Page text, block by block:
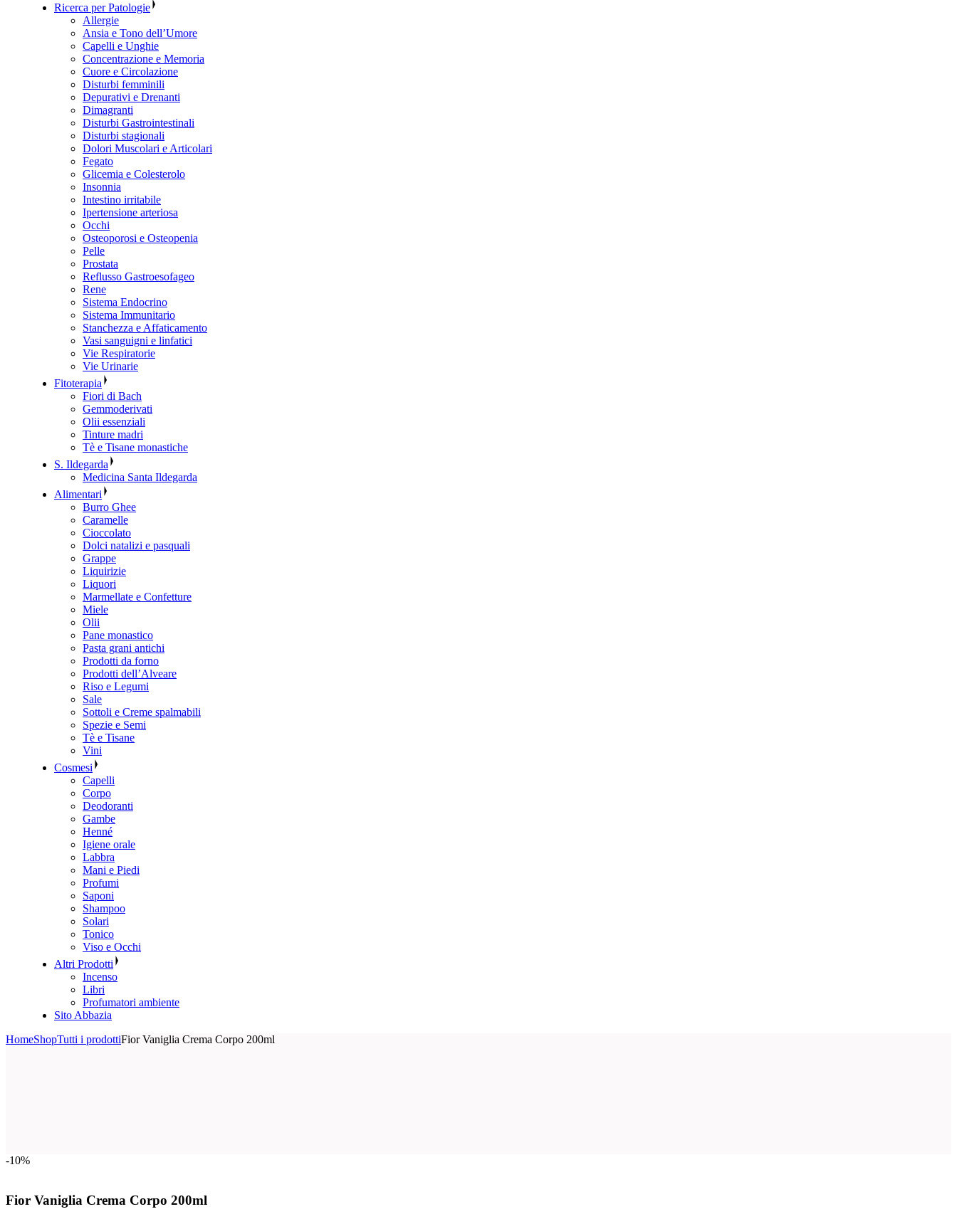
Ricerca per Patologie
Allergie
Ansia e Tono dell’Umore
Capelli e Unghie
Concentrazione e Memoria
Cuore e Circolazione
Disturbi femminili
Depurativi e Drenanti
Dimagranti
Disturbi Gastrointestinali
Disturbi stagionali
Dolori Muscolari e Articolari
Fegato
Glicemia e Colesterolo
Insonnia
Intestino irritabile
Ipertensione arteriosa
Occhi
Osteoporosi e Osteopenia
Pelle
Prostata
Reflusso Gastroesofageo
Rene
Sistema Endocrino
Sistema Immunitario
Stanchezza e Affaticamento
Vasi sanguigni e linfatici
Vie Respiratorie
Vie Urinarie
Fitoterapia
Fiori di Bach
Gemmoderivati
Olii essenziali
Tinture madri
Tè e Tisane monastiche
S. Ildegarda
Medicina Santa Ildegarda
Alimentari
Burro Ghee
Caramelle
Cioccolato
Dolci natalizi e pasquali
Grappe
Liquirizie
Liquori
Marmellate e Confetture
Miele
Olii
Pane monastico
Pasta grani antichi
Prodotti da forno
Prodotti dell’Alveare
Riso e Legumi
Sale
Sottoli e Creme spalmabili
Spezie e Semi
Tè e Tisane
Vini
Cosmesi
Capelli
Corpo
Deodoranti
Gambe
Henné
Igiene orale
Labbra
Mani e Piedi
Profumi
Saponi
Shampoo
Solari
Tonico
Viso e Occhi
Altri Prodotti
Incenso
Libri
Profumatori ambiente
Sito Abbazia
HomeShopTutti i prodottiFior Vaniglia Crema Corpo 200ml
-10%
Fior Vaniglia Crema Corpo 200ml